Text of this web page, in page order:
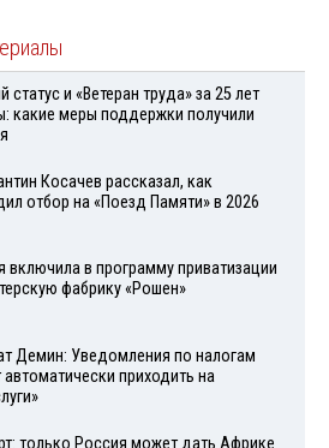
статус и «Ветеран труда» за 25 лет
какие меры поддержки получили
Косачев рассказал, как
отбор на «Поезд Памяти» в 2026
включила в программу приватизации
фабрику «Рошен»
Демин: Уведомления по налогам
автоматически приходить на
только Россия может дать Африке